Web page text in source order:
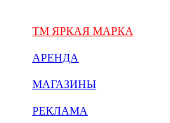
ТМ ЯРКАЯ МАРКА
АРЕНДА
МАГАЗИНЫ
РЕКЛАМА